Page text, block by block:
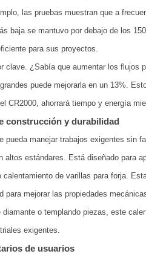
las pruebas muestran que a
baja se mantuvo por debajo de los
para sus proyectos.
clave. ¿Sabía que aumentar los flujos
puede mejorarla en un 13%.
CR2000, ahorrará tiempo y energía
construcción y durabilidad
pueda manejar trabajos exigentes sin
altos estándares. Está diseñado para
de varillas para forja.
para mejorar las propiedades
o templando piezas, este
exigentes.
de usuarios